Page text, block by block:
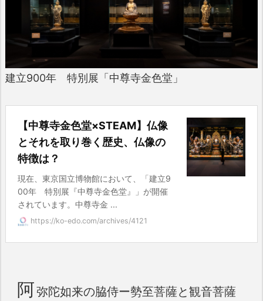
建立900年 特別展「中尊寺金色堂」
【中尊寺金色堂×STEAM】仏像
とそれを取り巻く歴史、仏像の
特徴は？
現在、東京国立博物館において、「建立9
00年 特別展『中尊寺金色堂』」が開催
されています。中尊寺金 ...
https://ko-edo.com/archives/4121
阿弥陀如来の脇侍ー勢至菩薩と観音菩薩